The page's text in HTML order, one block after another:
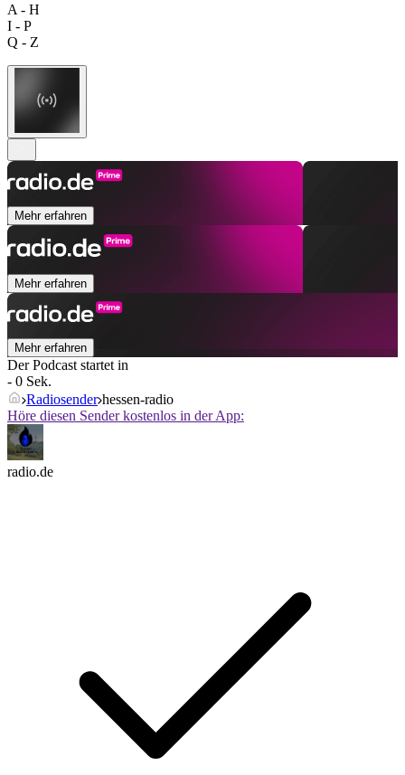
A - H
I - P
Q - Z
Mehr erfahren
Mehr erfahren
Mehr erfahren
Der Podcast startet in
- 0 Sek.
Radiosender hessen-radio
Höre diesen Sender kostenlos in der App:
radio.de